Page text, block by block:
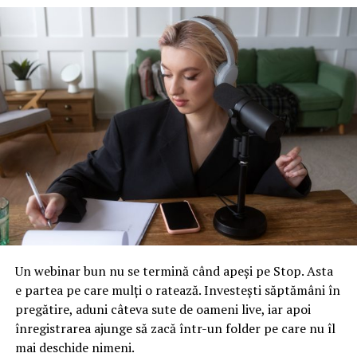
Ea a afirmat că cei trei parlamentari de Ilfov care şi-au
dat demisia din PSD – Emanuel-Gabriel Botnariu,
Corina-Alexandra Bogaciu, Constantin-Cătălin Zamfira
– nu au consultat-o, apreciind că aceştia au vrut să tragă
un semnal de alarmă.
„Nu s-au consultat cu mine, dar mi-au transmis şi mie
ceea ce au comunicat public, faptul că nu li s-a părut
normal ca judecata sau evaluarea activităţii mele politice
să nu se facă statutar, deplin democratic şi transparent
în Comitetul Executiv şi au vrut să tragă un semnal de
alarmă faţă de jocurile de culise şi tratamentul
dezapreciată, şi anume faptul că domnul Dragnea îi
cheamă pe anumiţi domni primari de sectoare,
parlamentari, primari din Ilfov şi Bucureşti şi le propune
funcţiile mele, eu încă nefiind îndepărtată din aceste
Un webinar bun nu se termină când apeși pe Stop. Asta
e partea pe care mulți o ratează. Investești săptămâni în
pregătire, aduni câteva sute de oameni live, iar apoi
înregistrarea ajunge să zacă într-un folder pe care nu îl
mai deschide nimeni.